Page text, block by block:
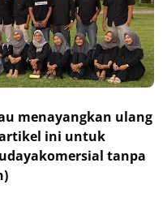
menayangkan ulang
ini untuk
tanpa